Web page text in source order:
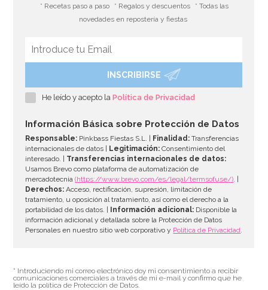
Kit figuras Roscón de Reyes Nº 2 (4 pcs)
AÑADIR
* Recetas paso a paso * Regalos y descuentos
* Todas las
novedades en repostería y fiestas
INSCRIBIRSE
He leído y acepto laPolítica de Privacidad
Información Básica sobre Protección de Datos
Responsable: Pinkbass Fiestas S.L. | Finalidad: Transferencias
internacionales de datos |
Legitimación: Consentimiento del
interesado. | Transferencias internacionales de datos:
Usamos Brevo como plataforma de automatización de
mercadotecnia(https://www.brevo.com/es/legal/termsofuse/). |
Derechos: Acceso, rectificación, supresión, limitación de
tratamiento, u oposición al tratamiento, así como el derecho a la
portabilidad de los datos. |
Información adicional: Disponible la
información adicional y detallada sobre la Protección de Datos
Personales en nuestro sitio web corporativo y Política de Privacidad.
* Introduciendo mi correo electrónico doy mi consentimiento a recibir
comunicaciones comerciales a través de mi e-mail y confirmo que he
leído la política de Protección de Datos.